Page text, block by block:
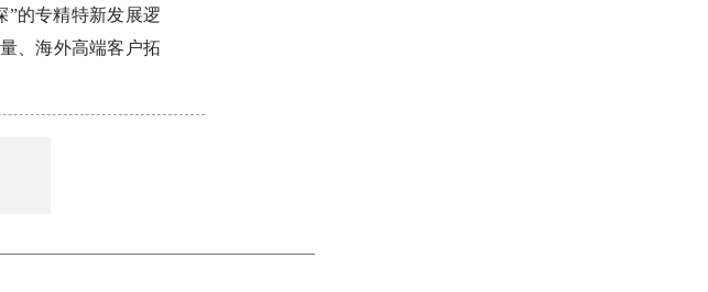
”的专精特新发展逻
、海外高端客户拓